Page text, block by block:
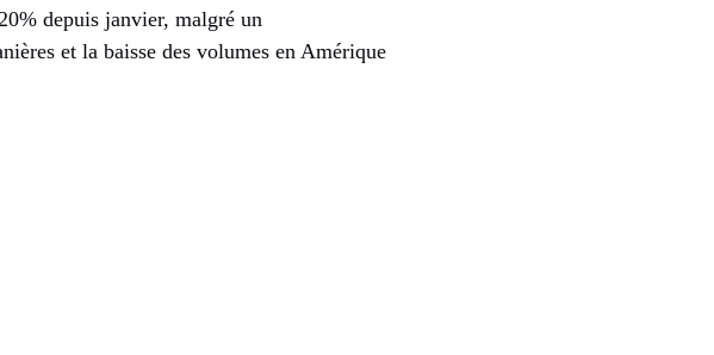
depuis janvier, malgré un
et la baisse des volumes en Amérique